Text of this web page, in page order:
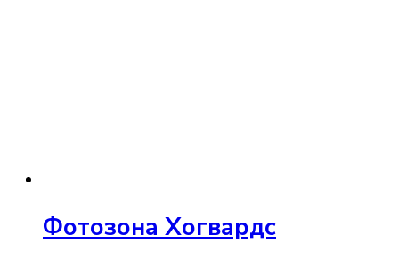
Фотозона Хогвардс